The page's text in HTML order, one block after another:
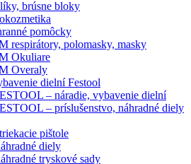
brúsne bloky
pomôcky
respirátory, polomasky, masky
Okuliare
Overaly
dielní Festool
– náradie, vybavenie dielní
– príslušenstvo, náhradné diely
pištole
diely
tryskové sady